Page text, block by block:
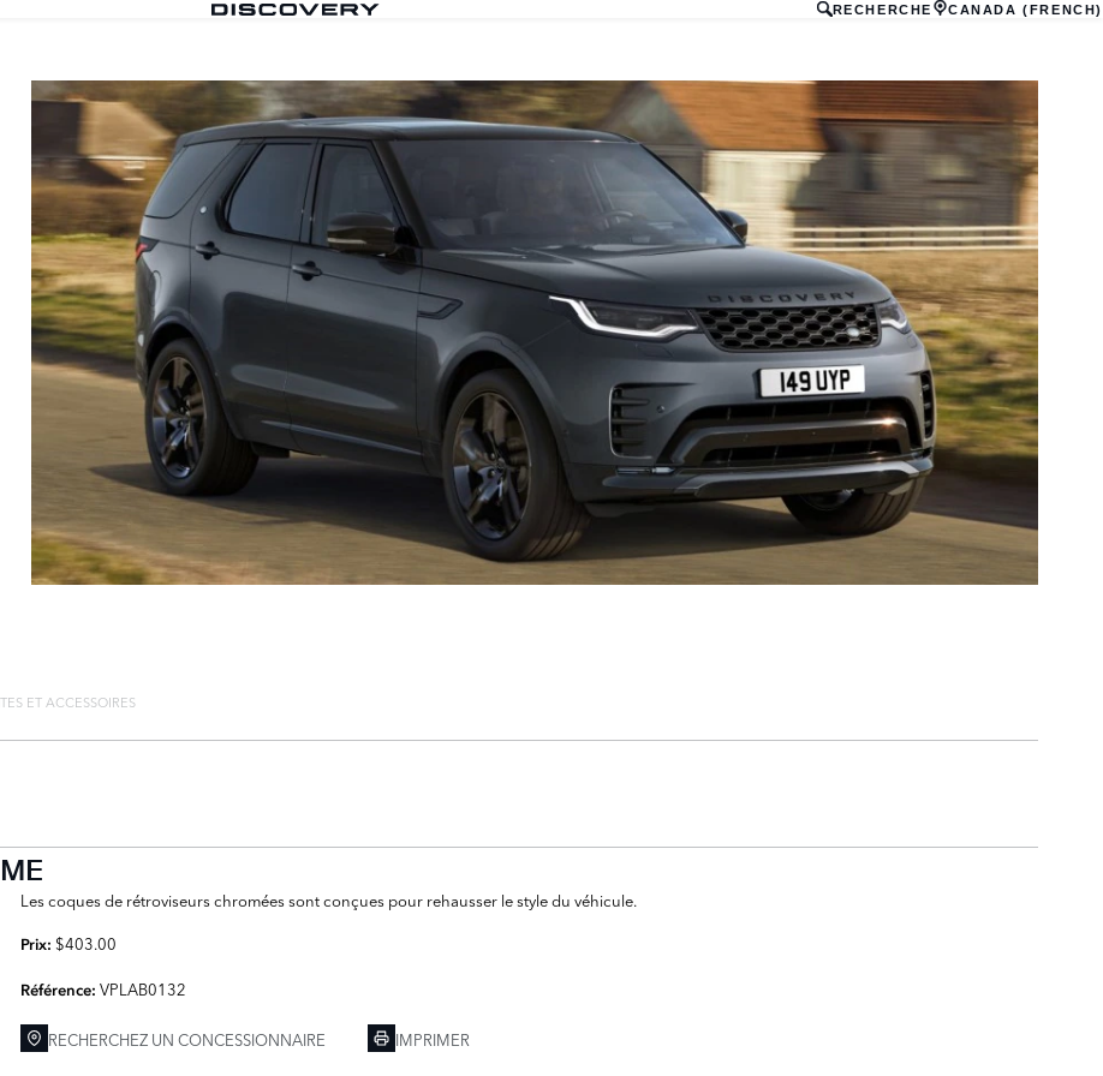
RECHERCHE CANADA (FRENCH)
ET ACCESSOIRES
Les coques de rétroviseurs chromées sont conçues pour rehausser le style du véhicule.
Prix: $403.00
Référence:VPLAB0132
RECHERCHEZ UN CONCESSIONNAIRE IMPRIMER